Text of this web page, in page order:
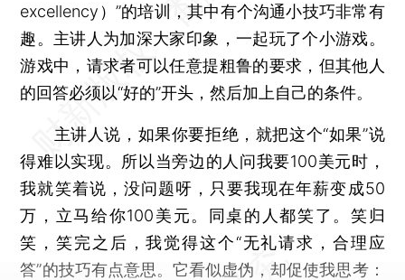
excellency）”的培训，其中有个沟通小技巧非常有
趣。主讲人为加深大家印象，一起玩了个小游戏。
游戏中，请求者可以任意提粗鲁的要求，但其他人
的回答必须以“好的”开头，然后加上自己的条件。
主讲人说，如果你要拒绝，就把这个“如果”说
得难以实现。所以当旁边的人问我要100美元时，
我就笑着说，没问题呀，只要我现在年薪变成50
万，立马给你100美元。同桌的人都笑了。笑归
笑，笑完之后，我觉得这个“无礼请求，合理应
答”的技巧有点意思。它看似虚伪，却促使我思考：